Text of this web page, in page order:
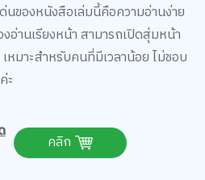
นของหนังสือเล่มนี้คือความอ่านง่าย
อ่านเรียงหน้า สามารถเปิดสุ่มหน้า
หมาะสำหรับคนที่มีเวลาน้อย ไม่ชอบ
ะ
คลิก